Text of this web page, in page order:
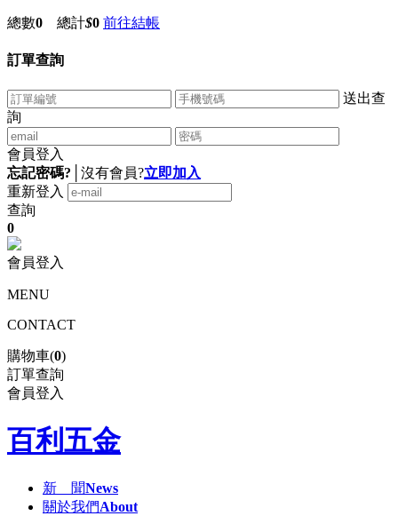
總數0 總計$0 前往結帳
訂單查詢
送出查
詢
會員登入
忘記密碼?
沒有會員?立即加入
重新登入
查詢
0
會員登入
MENU
CONTACT
購物車(0)
訂單查詢
會員登入
百利五金
新 聞News
關於我們About